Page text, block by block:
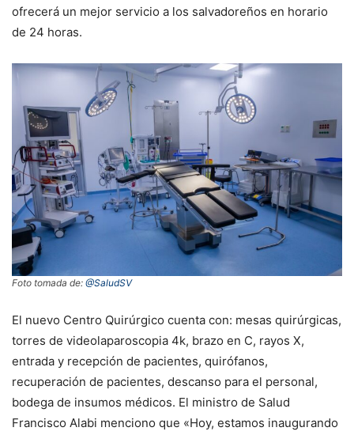
ofrecerá un mejor servicio a los salvadoreños en horario
de 24 horas.
Foto tomada de: @SaludSV
El nuevo Centro Quirúrgico cuenta con: mesas quirúrgicas,
torres de videolaparoscopia 4k, brazo en C, rayos X,
entrada y recepción de pacientes, quirófanos,
recuperación de pacientes, descanso para el personal,
bodega de insumos médicos. El ministro de Salud
Francisco Alabi menciono que «Hoy, estamos inaugurando